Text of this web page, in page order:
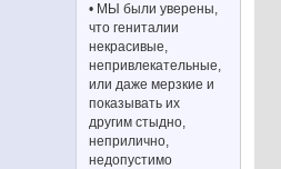
• МЫ были уверены,
что гениталии
некрасивые,
непривлекательные,
или даже мерзкие и
показывать их
другим стыдно,
неприлично,
недопустимо